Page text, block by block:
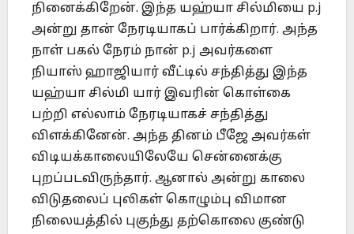
நினைக்கிறேன். இந்த யஹ்யா சில்மியை p.j
அன்று தான் நேரடியாகப் பார்க்கிறார். அந்த
நாள் பகல் நேரம் நான் p.j அவர்களை
நியாஸ் ஹாஜியார் வீட்டில் சந்தித்து இந்த
யஹ்யா சில்மி யார் இவரின் கொள்கை
பற்றி எல்லாம் நேரடியாகச் சந்தித்து
விளக்கினேன். அந்த தினம் பீஜே அவர்கள்
விடியக்காலையிலேயே சென்னைக்கு
புறப்படவிருந்தார். ஆனால் அன்று காலை
விடுதலைப் புலிகள் கொழும்பு விமான
நிலையத்தில் புகுந்து தற்கொலை குண்டு